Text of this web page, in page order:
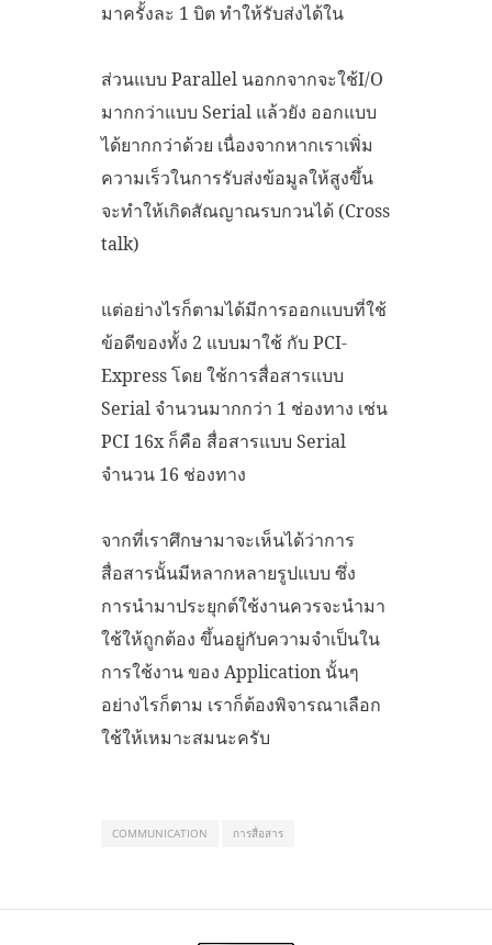
มาครั้งละ 1 บิต ทำให้รับส่งได้ใน
ส่วนแบบ Parallel นอกกจากจะใช้I/O
มากกว่าแบบ Serial แล้วยัง ออกแบบ
ได้ยากกว่าด้วย เนื่องจากหากเราเพิ่ม
ความเร็วในการรับส่งข้อมูลให้สูงขึ้น
จะทำให้เกิดสัณญาณรบกวนได้ (Cross
talk)
แต่อย่างไรก็ตามได้มีการออกแบบที่ใช้
ข้อดีของทั้ง 2 แบบมาใช้ กับ PCI-
Express โดย ใช้การสื่อสารแบบ
Serial จำนวนมากกว่า 1 ช่องทาง เช่น
PCI 16x ก็คือ สื่อสารแบบ Serial
จำนวน 16 ช่องทาง
จากที่เราศึกษามาจะเห็นได้ว่าการ
สื่อสารนั้นมีหลากหลายรูปแบบ ซึ่ง
การนำมาประยุกต์ใช้งานควรจะนำมา
ใช้ให้ถูกต้อง ขึ้นอยู่กับความจำเป็นใน
การใช้งาน ของ Application นั้นๆ
อย่างไรก็ตาม เราก็ต้องพิจารณาเลือก
ใช้ให้เหมาะสมนะครับ
COMMUNICATION การสื่อสาร